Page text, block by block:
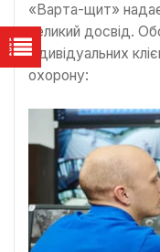
«Варта-щит»
великий досвід.
індивідуальних
охорону: